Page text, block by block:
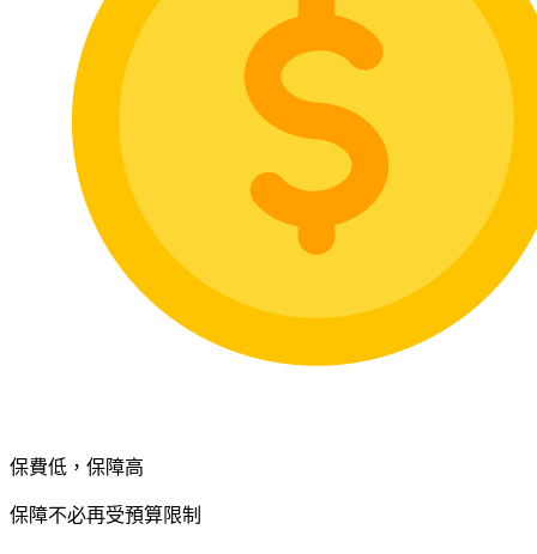
保費低，保障高
保障不必再受預算限制